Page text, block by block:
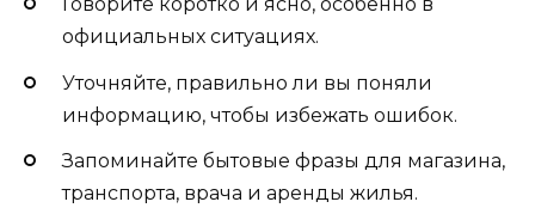
Говорите коротко и ясно, особенно в
официальных ситуациях.
Уточняйте, правильно ли вы поняли
информацию, чтобы избежать ошибок.
Запоминайте бытовые фразы для магазина,
транспорта, врача и аренды жилья.